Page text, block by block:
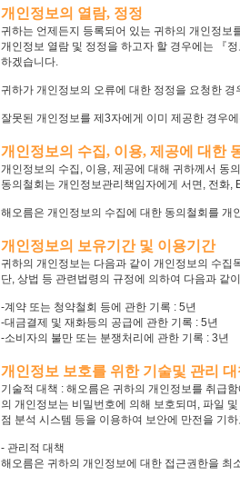
개인정보의 열람, 정정
귀하는 언제든지 등록되어 있는 귀하의 개인정보
개인정보 열람 및 정정을 하고자 할 경우에는 『
하겠습니다.
귀하가 개인정보의 오류에 대한 정정을 요청한
잘못된 개인정보를 제3자에게 이미 제공한 경우
개인정보의 수집, 이용, 제공에 대한
개인정보의 수집, 이용, 제공에 대해 귀하께서 동
동의철회는 개인정보관리책임자에게 서면, 전화
해오름은 개인정보의 수집에 대한 동의철회를 개
개인정보의 보유기간 및 이용기간
귀하의 개인정보는 다음과 같이 개인정보의 수집
단, 상법 등 관련법령의 규정에 의하여 다음과 같
-계약 또는 청약철회 등에 관한 기록 : 5년
-대금결제 및 재화등의 공급에 관한 기록 : 5년
-소비자의 불만 또는 분쟁처리에 관한 기록 : 3년
개인정보 보호를 위한 기술및 관리 대
기술적 대책 : 해오름은 귀하의 개인정보를 취급
의 개인정보는 비밀번호에 의해 보호되며, 파일
점 분석 시스템 등을 이용하여 보안에 만전을 기
- 관리적 대책
해오름은 귀하의 개인정보에 대한 접근권한을 최